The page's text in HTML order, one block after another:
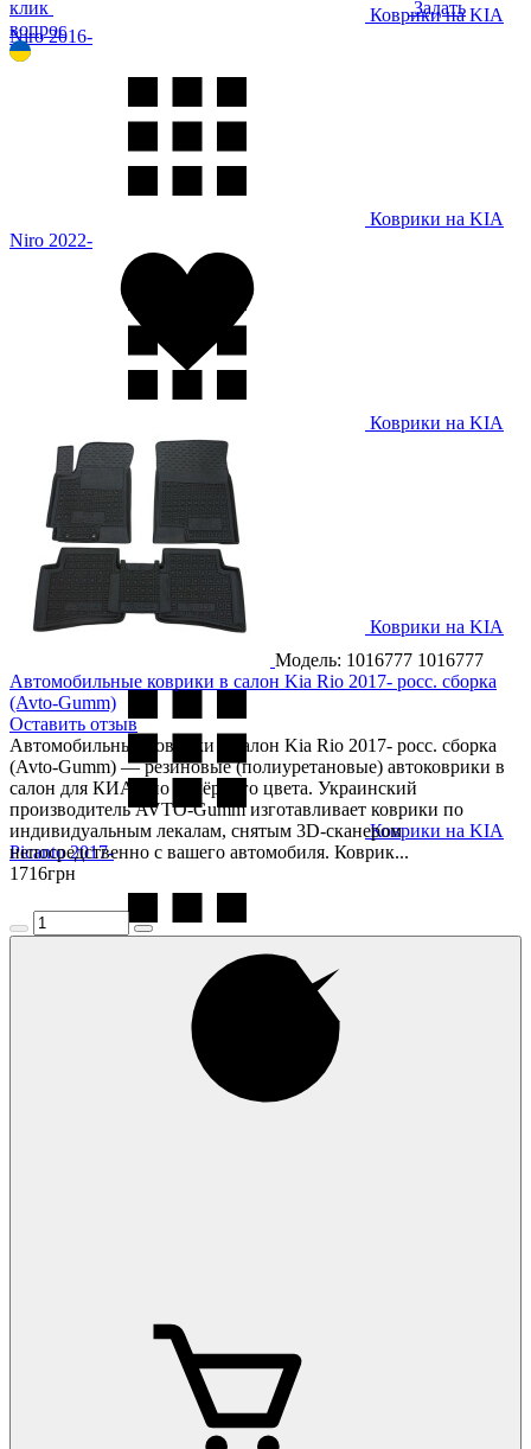
Коврики на KIA
Niro 2016-
Коврики на KIA
Niro 2022-
Коврики на KIA
Optima 2010-
Коврики на KIA
Коврики на KIA
Picanto 2017-
клик
Задать
вопрос
Модель: 1016777 1016777
Автомобильные коврики в салон Kia Rio 2017- росс. сборка
(Avto-Gumm)
Оставить отзыв
Автомобильные коврики в салон Kia Rio 2017- росс. сборка
(Avto-Gumm) — резиновые (полиуретановые) автоковрики в
салон для КИА Рио 4, чёрного цвета. Украинский
производитель AVTO-Gumm изготавливает коврики по
индивидуальным лекалам, снятым 3D-сканером
непосредственно с вашего автомобиля. Коврик...
1716грн